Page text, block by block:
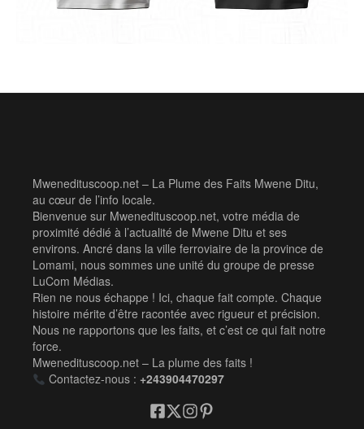
Mwenedituscoop.net – La Plume des Faits Mwene Ditu,
au cœur de l’info locale.
Bienvenue sur Mwenedituscoop.net, votre média de
proximité dédié à l’actualité de Mwene Ditu et ses
environs. Ancré dans la ville ferroviaire de la province de
Lomami, nous sommes une unité du groupe de presse
LuCom Médias.
Rien ne nous échappe ! Ici, chaque fait compte. Chaque
histoire mérite d’être racontée avec rigueur et précision.
Nous ne rapportons que les faits, et c’est ce qui fait notre
force.
Mwenedituscoop.net – La plume des faits !
Contactez-nous : +243904470297